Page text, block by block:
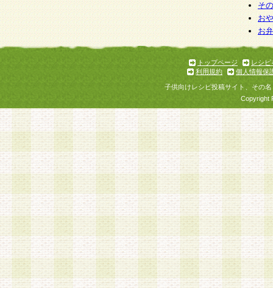
個人情報を与えることは任意ですが、個人情報
意をいただけない場合には、当社のサービスの
お問い合わせ・ご相談への対応ができない場合
そ
お
お
トップページ
レシピ
利用規約
個人情報保
子供向けレシピ投稿サイト、その
Copyright